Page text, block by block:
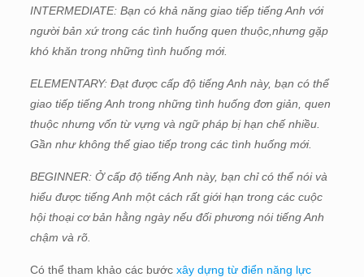
INTERMEDIATE: Bạn có khả năng giao tiếp tiếng Anh với
người bản xứ trong các tình huống quen thuộc,nhưng gặp
khó khăn trong những tình huống mới.
ELEMENTARY: Đạt được cấp độ tiếng Anh này, bạn có thể
giao tiếp tiếng Anh trong những tình huống đơn giản, quen
thuộc nhưng vốn từ vựng và ngữ pháp bị hạn chế nhiều.
Gần như không thể giao tiếp trong các tình huống mới.
BEGINNER: Ở cấp độ tiếng Anh này, bạn chỉ có thể nói và
hiểu được tiếng Anh một cách rất giới hạn trong các cuộc
hội thoại cơ bản hằng ngày nếu đối phương nói tiếng Anh
chậm và rõ.
Có thể tham khảo các bước xây dựng từ điển năng lực